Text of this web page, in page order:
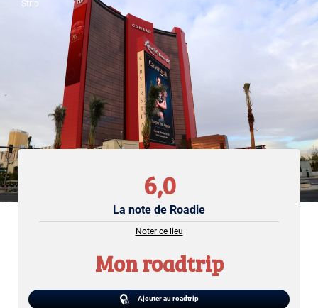
Strip
6,0
La note de Roadie
Noter ce lieu
Mon roadtrip
Ajouter au roadtrip